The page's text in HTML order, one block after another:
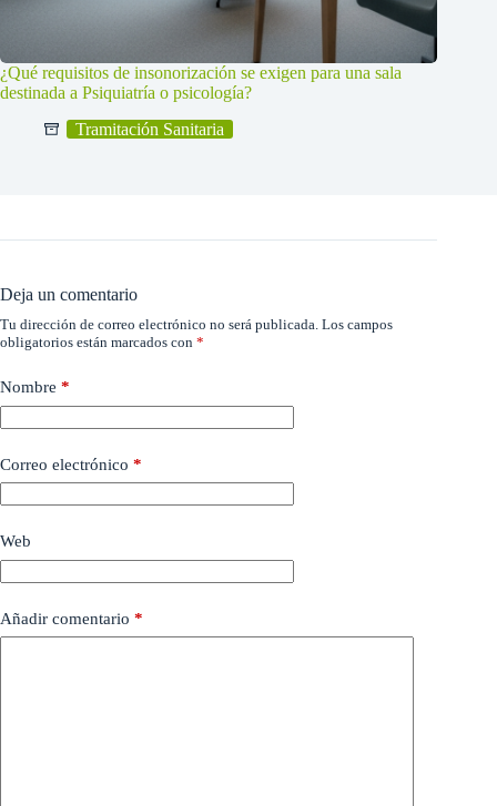
¿Qué requisitos de insonorización se exigen para una sala
destinada a Psiquiatría o psicología?
Tramitación Sanitaria
Deja un comentario
Tu dirección de correo electrónico no será publicada. Los campos
obligatorios están marcados con *
Nombre *
Correo electrónico *
Web
Añadir comentario *